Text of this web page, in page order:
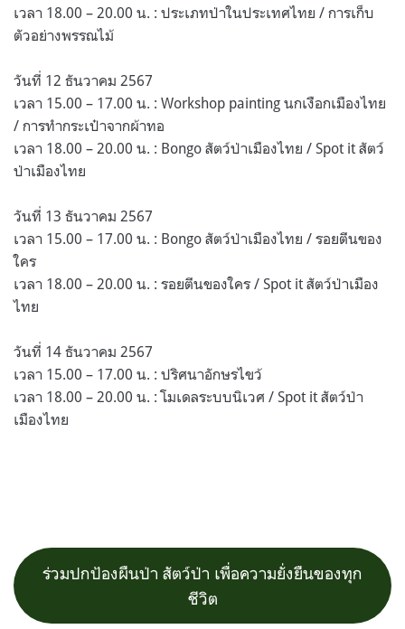
เวลา 18.00 – 20.00 น. : ประเภทป่าในประเทศไทย / การเก็บ
ตัวอย่างพรรณไม้
วันที่ 12 ธันวาคม 2567
เวลา 15.00 – 17.00 น. : Workshop painting นกเงือกเมืองไทย
/ การทำกระเป๋าจากผ้าทอ
เวลา 18.00 – 20.00 น. : Bongo สัตว์ป่าเมืองไทย / Spot it สัตว์
ป่าเมืองไทย
วันที่ 13 ธันวาคม 2567
เวลา 15.00 – 17.00 น. : Bongo สัตว์ป่าเมืองไทย / รอยตีนของ
ใคร
เวลา 18.00 – 20.00 น. : รอยตีนของใคร / Spot it สัตว์ป่าเมือง
ไทย
วันที่ 14 ธันวาคม 2567
เวลา 15.00 – 17.00 น. : ปริศนาอักษรไขว้
เวลา 18.00 – 20.00 น. : โมเดลระบบนิเวศ / Spot it สัตว์ป่า
เมืองไทย
ร่วมปกป้องผืนป่า สัตว์ป่า เพื่อความยั่งยืนของทุก
ชีวิต